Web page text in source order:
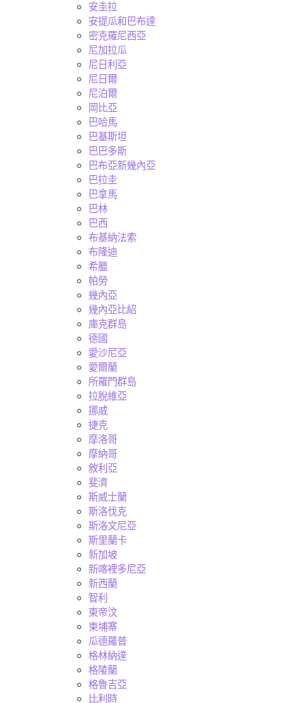
安圭拉
安提瓜和巴布達
密克羅尼西亞
尼加拉瓜
尼日利亞
尼日爾
尼泊爾
岡比亞
巴哈馬
巴基斯坦
巴巴多斯
巴布亞新幾內亞
巴拉圭
巴拿馬
巴林
巴西
布基納法索
布隆迪
希臘
帕勞
幾內亞
幾內亞比紹
庫克群島
德國
愛沙尼亞
愛爾蘭
所羅門群島
拉脫維亞
挪威
捷克
摩洛哥
摩納哥
敘利亞
斐濟
斯威士蘭
斯洛伐克
斯洛文尼亞
斯里蘭卡
新加坡
新喀裡多尼亞
新西蘭
智利
東帝汶
柬埔寨
瓜德羅普
格林納達
格陵蘭
格魯吉亞
比利時